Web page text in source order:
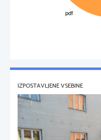
IZPOSTAVLJENE VSEBINE